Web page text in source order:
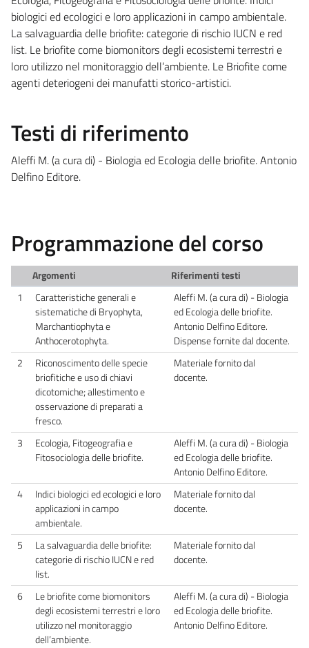
biologici ed ecologici e loro applicazioni in campo ambientale.
La salvaguardia delle briofite: categorie di rischio IUCN e red
list. Le briofite come biomonitors degli ecosistemi terrestri e
loro utilizzo nel monitoraggio dell’ambiente. Le Briofite come
agenti deteriogeni dei manufatti storico-artistici.
Testi di riferimento
Aleffi M. (a cura di) - Biologia ed Ecologia delle briofite. Antonio
Delfino Editore.
Programmazione del corso
Argomenti
Riferimenti testi
1
Caratteristiche generali e
sistematiche di Bryophyta,
Marchantiophyta e
Anthocerotophyta.
Aleffi M. (a cura di) - Biologia
ed Ecologia delle briofite.
Antonio Delfino Editore.
Dispense fornite dal docente.
2
Riconoscimento delle specie
briofitiche e uso di chiavi
dicotomiche; allestimento e
osservazione di preparati a
fresco.
Materiale fornito dal
docente.
3
Ecologia, Fitogeografia e
Fitosociologia delle briofite.
Aleffi M. (a cura di) - Biologia
ed Ecologia delle briofite.
Antonio Delfino Editore.
4
Indici biologici ed ecologici e loro
applicazioni in campo
ambientale.
Materiale fornito dal
docente.
5
La salvaguardia delle briofite:
categorie di rischio IUCN e red
list.
Materiale fornito dal
docente.
6
Le briofite come biomonitors
degli ecosistemi terrestri e loro
utilizzo nel monitoraggio
dell’ambiente.
Aleffi M. (a cura di) - Biologia
ed Ecologia delle briofite.
Antonio Delfino Editore.